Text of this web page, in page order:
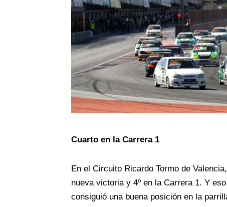
Cuarto en la Carrera 1
En el Circuito Ricardo Tormo de
nueva victoria y 4º en la Carrera 1. Y
consiguió una buena posición en la